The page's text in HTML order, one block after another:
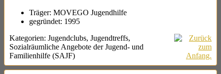
Träger: MOVEGO Jugendhilfe
gegründet: 1995
Kategorien: Jugendclubs, Jugendtreffs,
Sozialräumliche Angebote der Jugend- und
Familienhilfe (SAJF)